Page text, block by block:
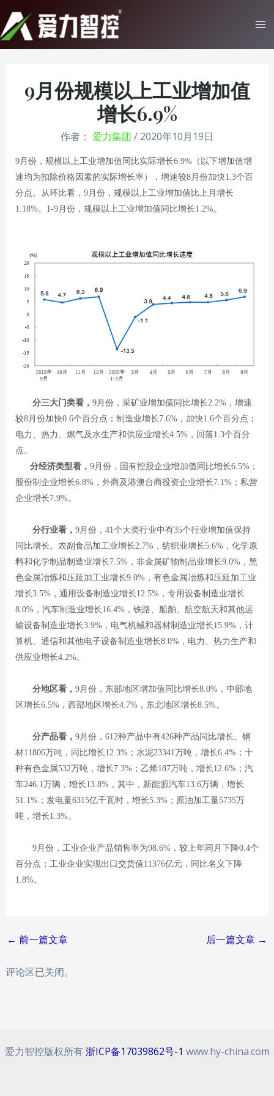
至
内
9月份规模以上工业增加值
增长6.9%
作者： 爱力集团 / 2020年10月19日
9月份，规模以上工业增加值同比实际增长6.9%（以下增加值增
速均为扣除价格因素的实际增长率），增速较8月份加快1.3个百
分点。从环比看，9月份，规模以上工业增加值比上月增长
1.18%。1-9月份，规模以上工业增加值同比增长1.2%。
分三大门类看， 9月份，采矿业增加值同比增长2.2%，增速
较8月份加快0.6个百分点；制造业增长7.6%，加快1.6个百分点；
电力、热力、燃气及水生产和供应业增长4.5%，回落1.3个百分
点。
分经济类型看， 9月份，国有控股企业增加值同比增长6.5%；
股份制企业增长6.8%，外商及港澳台商投资企业增长7.1%；私营
企业增长7.9%。
分行业看， 9月份，41个大类行业中有35个行业增加值保持
同比增长。农副食品加工业增长2.7%，纺织业增长5.6%，化学原
料和化学制品制造业增长7.5%，非金属矿物制品业增长9.0%，黑
色金属冶炼和压延加工业增长9.0%，有色金属冶炼和压延加工业
增长3.5%，通用设备制造业增长12.5%，专用设备制造业增长
8.0%，汽车制造业增长16.4%，铁路、船舶、航空航天和其他运
输设备制造业增长3.9%，电气机械和器材制造业增长15.9%，计
算机、通信和其他电子设备制造业增长8.0%，电力、热力生产和
供应业增长4.2%。
分地区看， 9月份，东部地区增加值同比增长8.0%，中部地
区增长6.5%，西部地区增长4.7%，东北地区增长8.5%。
分产品看， 9月份，612种产品中有426种产品同比增长。钢
材11806万吨，同比增长12.3%；水泥23341万吨，增长6.4%；十
种有色金属532万吨，增长7.3%；乙烯187万吨，增长12.6%；汽
车246.1万辆，增长13.8%，其中，新能源汽车13.6万辆，增长
51.1%；发电量6315亿千瓦时，增长5.3%；原油加工量5735万
吨，增长1.3%。
9月份，工业企业产品销售率为98.6%，较上年同月下降0.4个
百分点；工业企业实现出口交货值11376亿元，同比名义下降
1.8%。
Post
← 前一篇文章 后一篇文章 →
评论区已关闭。
爱力智控版权所有浙ICP备17039862号-1 www.hy-china.com